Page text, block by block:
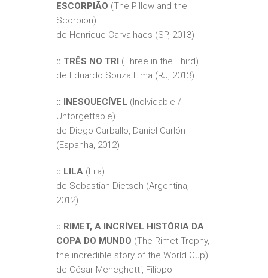
ESCORPIÃO (The Pillow and the
Scorpion)
de Henrique Carvalhaes (SP, 2013)
:: TRÊS NO TRI (Three in the Third)
de Eduardo Souza Lima (RJ, 2013)
:: INESQUECÍVEL (Inolvidable /
Unforgettable)
de Diego Carballo, Daniel Carlón
(Espanha, 2012)
:: LILA (Lila)
de Sebastian Dietsch (Argentina,
2012)
:: RIMET, A INCRÍVEL HISTÓRIA DA
COPA DO MUNDO (The Rimet Trophy,
the incredible story of the World Cup)
de César Meneghetti, Filippo